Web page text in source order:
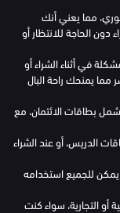
مما يعني أنك
الحاجة للانتظار أو
في أثناء الشراء أو
يمنحك راحة البال
بطاقات الائتمان، مع
الدريس، أو عند الشراء
للجميع استخدامه
أو التجارية، سواء كنت